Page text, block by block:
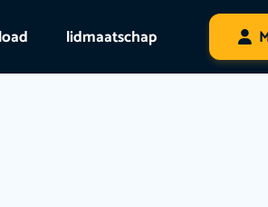
lidmaatschap